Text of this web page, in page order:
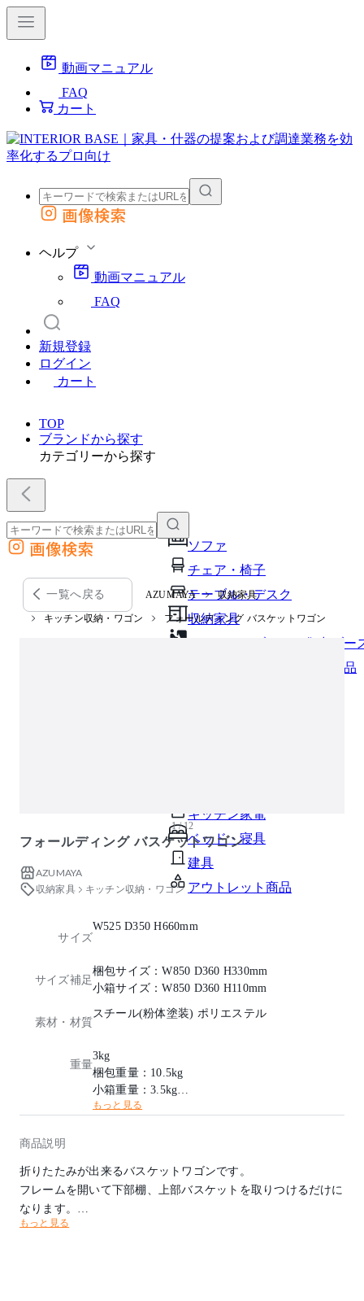
動画マニュアル
FAQ
カート
外部サイトの商品をカートに追加
画像検索
ヘルプ
動画マニュアル
FAQ
新規登録
ログイン
カート
TOP
ブランドから探す
カテゴリーから探す
ソファ
チェア・椅子
テーブル・デスク
収納家具
パーソナルブース・集中ブー
オフィスアクセサリー・備品
キッチン家電
ベッド・寝具
建具
アウトレット商品
外部サイトの商品をカートに追加
他のサイトで見つけた商品ページのURLを貼り付けて、カートに追加できます
画像検索
一覧へ戻る AZUMAYA 収納家具
キッチン収納・ワゴン フォールディング バスケットワゴン
1 / 12
フォールディング バスケットワゴン
AZUMAYA
収納家具
キッチン収納・ワゴン
サイズ
W525 D350 H660mm
サイズ補足
梱包サイズ：W850 D360 H330mm
小箱サイズ：W850 D360 H110mm
素材・材質
スチール(粉体塗装) ポリエステル
重量
3kg
梱包重量：10.5kg
小箱重量：3.5kg
耐荷重：5kg(棚)、10kg(バスケット)
もっと見る
商品説明
折りたたみが出来るバスケットワゴンです。
フレームを開いて下部棚、上部バスケットを取りつけるだけに
なります。
洗面はもちろん、ダイニング、デスクの横などにも利用が出来
もっと見る